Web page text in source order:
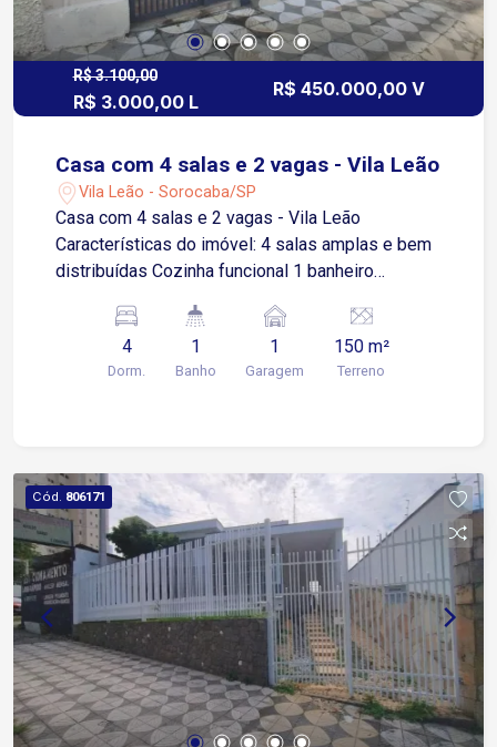
R$ 3.100,00
R$ 3.000,00 L
R$ 450.000,00 V
Casa com 4 salas e 2 vagas - Vila Leão
Vila Leão - Sorocaba/SP
Casa com 4 salas e 2 vagas - Vila Leão
Características do imóvel: 4 salas amplas e bem
distribuídas Cozinha funcional 1 banheiro
sendo 1 coberta Localização privilegiada, ao lado
do centro de Sorocaba, com fácil acesso às
principais vias da cidade: Av. Dom Aguirre, Av.
de perto o potencial deste imóvel.
4
Dorm.
1
Banho
1
Garagem
150 m²
Terreno
Cód. 806171